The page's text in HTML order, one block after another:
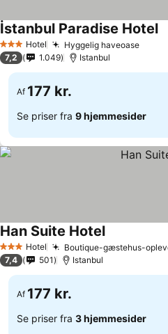
3 StjernerHotel Hyggelig haveoaseSe
İstanbul Paradise Hotel
7,2 1.049 Istanbul
Af 177 kr.
Se priser fra 9 hjemmesider
3 StjernerHotel Boutique-gæstehus-
Han Suite HotelSe priser
7,4 501 Istanbul
Af 177 kr.
Se priser fra 3 hjemmesider